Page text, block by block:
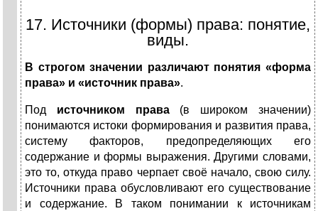
17. Источники (формы) права: понятие,
виды.
В строгом значении различают понятия «форма
права» и «источник права».
Под источником права(в широком значении)
понимаются истоки формирования и развития права,
систему факторов, предопределяющих его
содержание и формы выражения. Другими словами,
это то, откуда право черпает своё начало, свою силу.
Источники права обусловливают его существование
и содержание. В таком понимании к источникам